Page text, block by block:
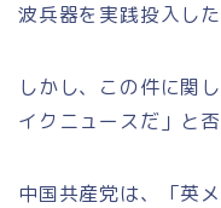
波兵器を実践投入し
しかし、この件に関
イクニュースだ」と
中国共産党は、「英